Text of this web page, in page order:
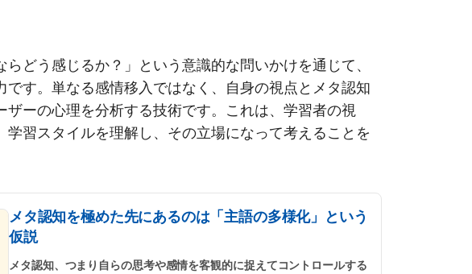
どう感じるか？」という意識的な問いかけを通じて、
です。単なる感情移入ではなく、自身の視点とメタ認知
ザーの心理を分析する技術です。これは、学習者の視
学習スタイルを理解し、その立場になって考えることを
メタ認知を極めた先にあるのは「主語の多様化」という
仮説
メタ認知、つまり自らの思考や感情を客観的に捉えてコントロールする